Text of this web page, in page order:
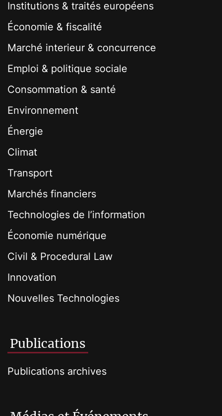
Institutions & traités européens
Économie & fiscalité
Marché interieur & concurrence
Emploi & politique sociale
Consommation & santé
Environnement
Énergie
Climat
Transport
Marchés financiers
Technologies de l’information
Économie numérique
Civil & Procedural Law
Innovation
Nouvelles Technologies
Publications
Publications archives